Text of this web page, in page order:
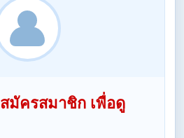
สมัครสมาชิก เพื่อดู